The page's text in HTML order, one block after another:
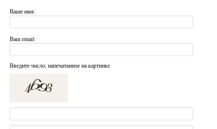
Ваше имя:
Ваш email:
Введите число, напечатанное на картинке